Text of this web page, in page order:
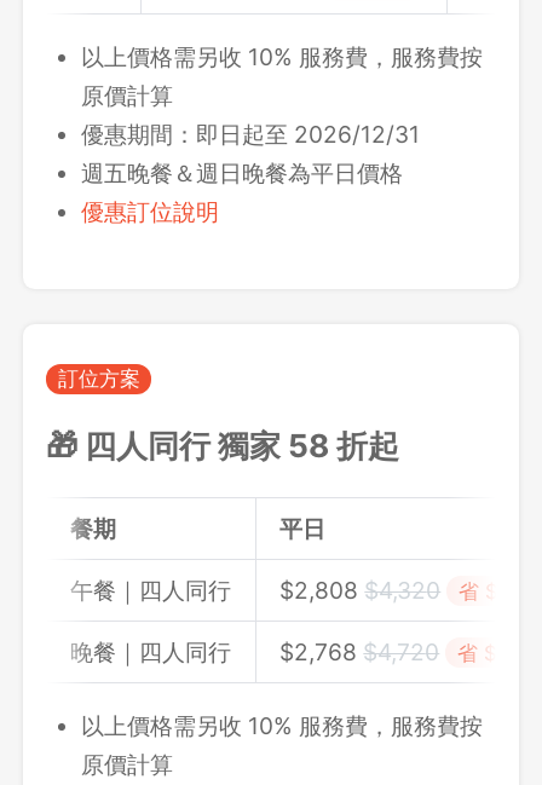
以上價格需另收 10% 服務費，服務費按
原價計算
優惠期間：即日起至 2026/12/31
週五晚餐＆週日晚餐為平日價格
優惠訂位說明
訂位方案
🎁 四人同行 獨家 58 折起
餐期 平日
午餐｜四人同行 $2,808$4,320 省
晚餐｜四人同行 $2,768$4,720 省
以上價格需另收 10% 服務費，服務費按
原價計算